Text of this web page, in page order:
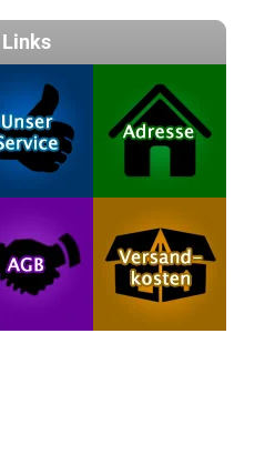
Links